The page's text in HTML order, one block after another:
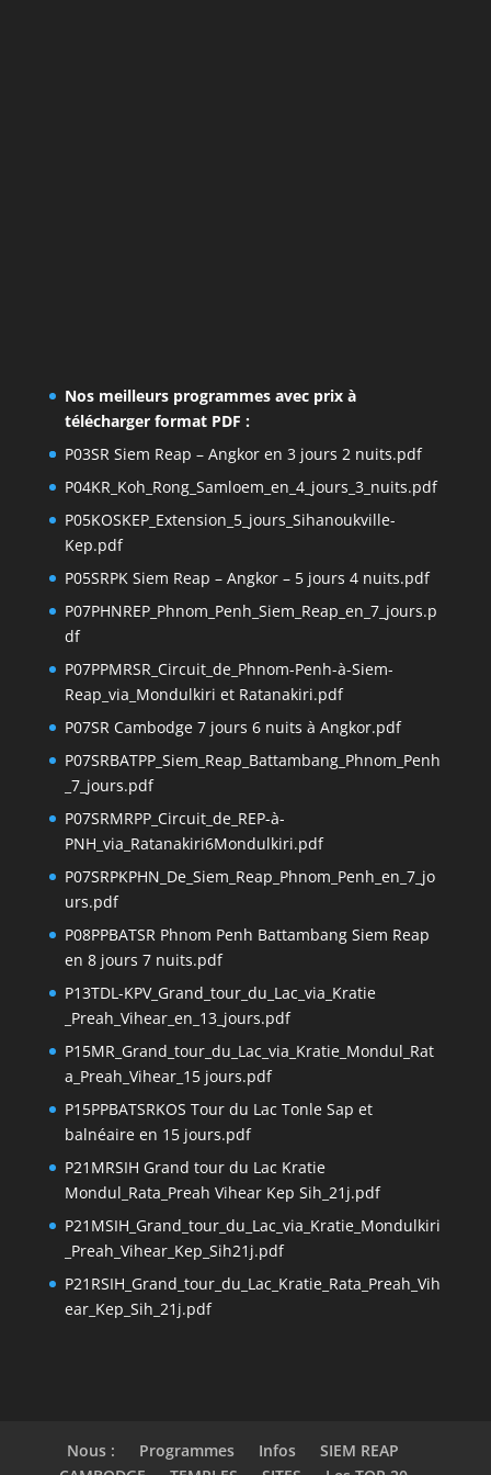
Nos meilleurs programmes avec prix à
télécharger format PDF :
P03SR Siem Reap – Angkor en 3 jours 2 nuits.pdf
P04KR_Koh_Rong_Samloem_en_4_jours_3_nuits.pdf
P05KOSKEP_Extension_5_jours_Sihanoukville-
Kep.pdf
P05SRPK Siem Reap – Angkor – 5 jours 4 nuits.pdf
P07PHNREP_Phnom_Penh_Siem_Reap_en_7_jours.p
df
P07PPMRSR_Circuit_de_Phnom-Penh-à-Siem-
Reap_via_Mondulkiri et Ratanakiri.pdf
P07SR Cambodge 7 jours 6 nuits à Angkor.pdf
P07SRBATPP_Siem_Reap_Battambang_Phnom_Penh
_7_jours.pdf
P07SRMRPP_Circuit_de_REP-à-
PNH_via_Ratanakiri6Mondulkiri.pdf
P07SRPKPHN_De_Siem_Reap_Phnom_Penh_en_7_jo
urs.pdf
P08PPBATSR Phnom Penh Battambang Siem Reap
en 8 jours 7 nuits.pdf
P13TDL-KPV_Grand_tour_du_Lac_via_Kratie
_Preah_Vihear_en_13_jours.pdf
P15MR_Grand_tour_du_Lac_via_Kratie_Mondul_Rat
a_Preah_Vihear_15 jours.pdf
P15PPBATSRKOS Tour du Lac Tonle Sap et
balnéaire en 15 jours.pdf
P21MRSIH Grand tour du Lac Kratie
Mondul_Rata_Preah Vihear Kep Sih_21j.pdf
P21MSIH_Grand_tour_du_Lac_via_Kratie_Mondulkiri
_Preah_Vihear_Kep_Sih21j.pdf
P21RSIH_Grand_tour_du_Lac_Kratie_Rata_Preah_Vih
ear_Kep_Sih_21j.pdf
Nous : Programmes Infos
SIEM REAP